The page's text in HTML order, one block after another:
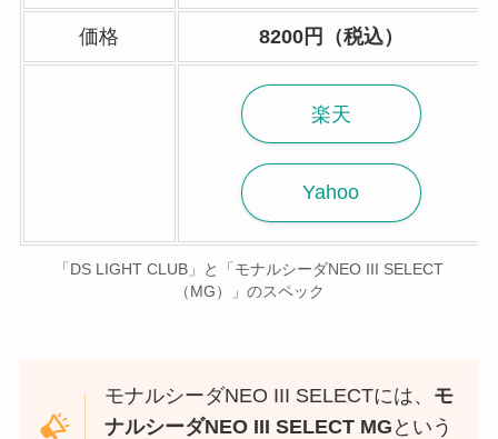
価格 8200円（税込）
楽天
Yahoo
「DS LIGHT CLUB」と「モナルシーダNEO III SELECT
（MG）」のスペック
モナルシーダNEO III SELECTには、 モ
ナルシーダNEO III SELECT MG という